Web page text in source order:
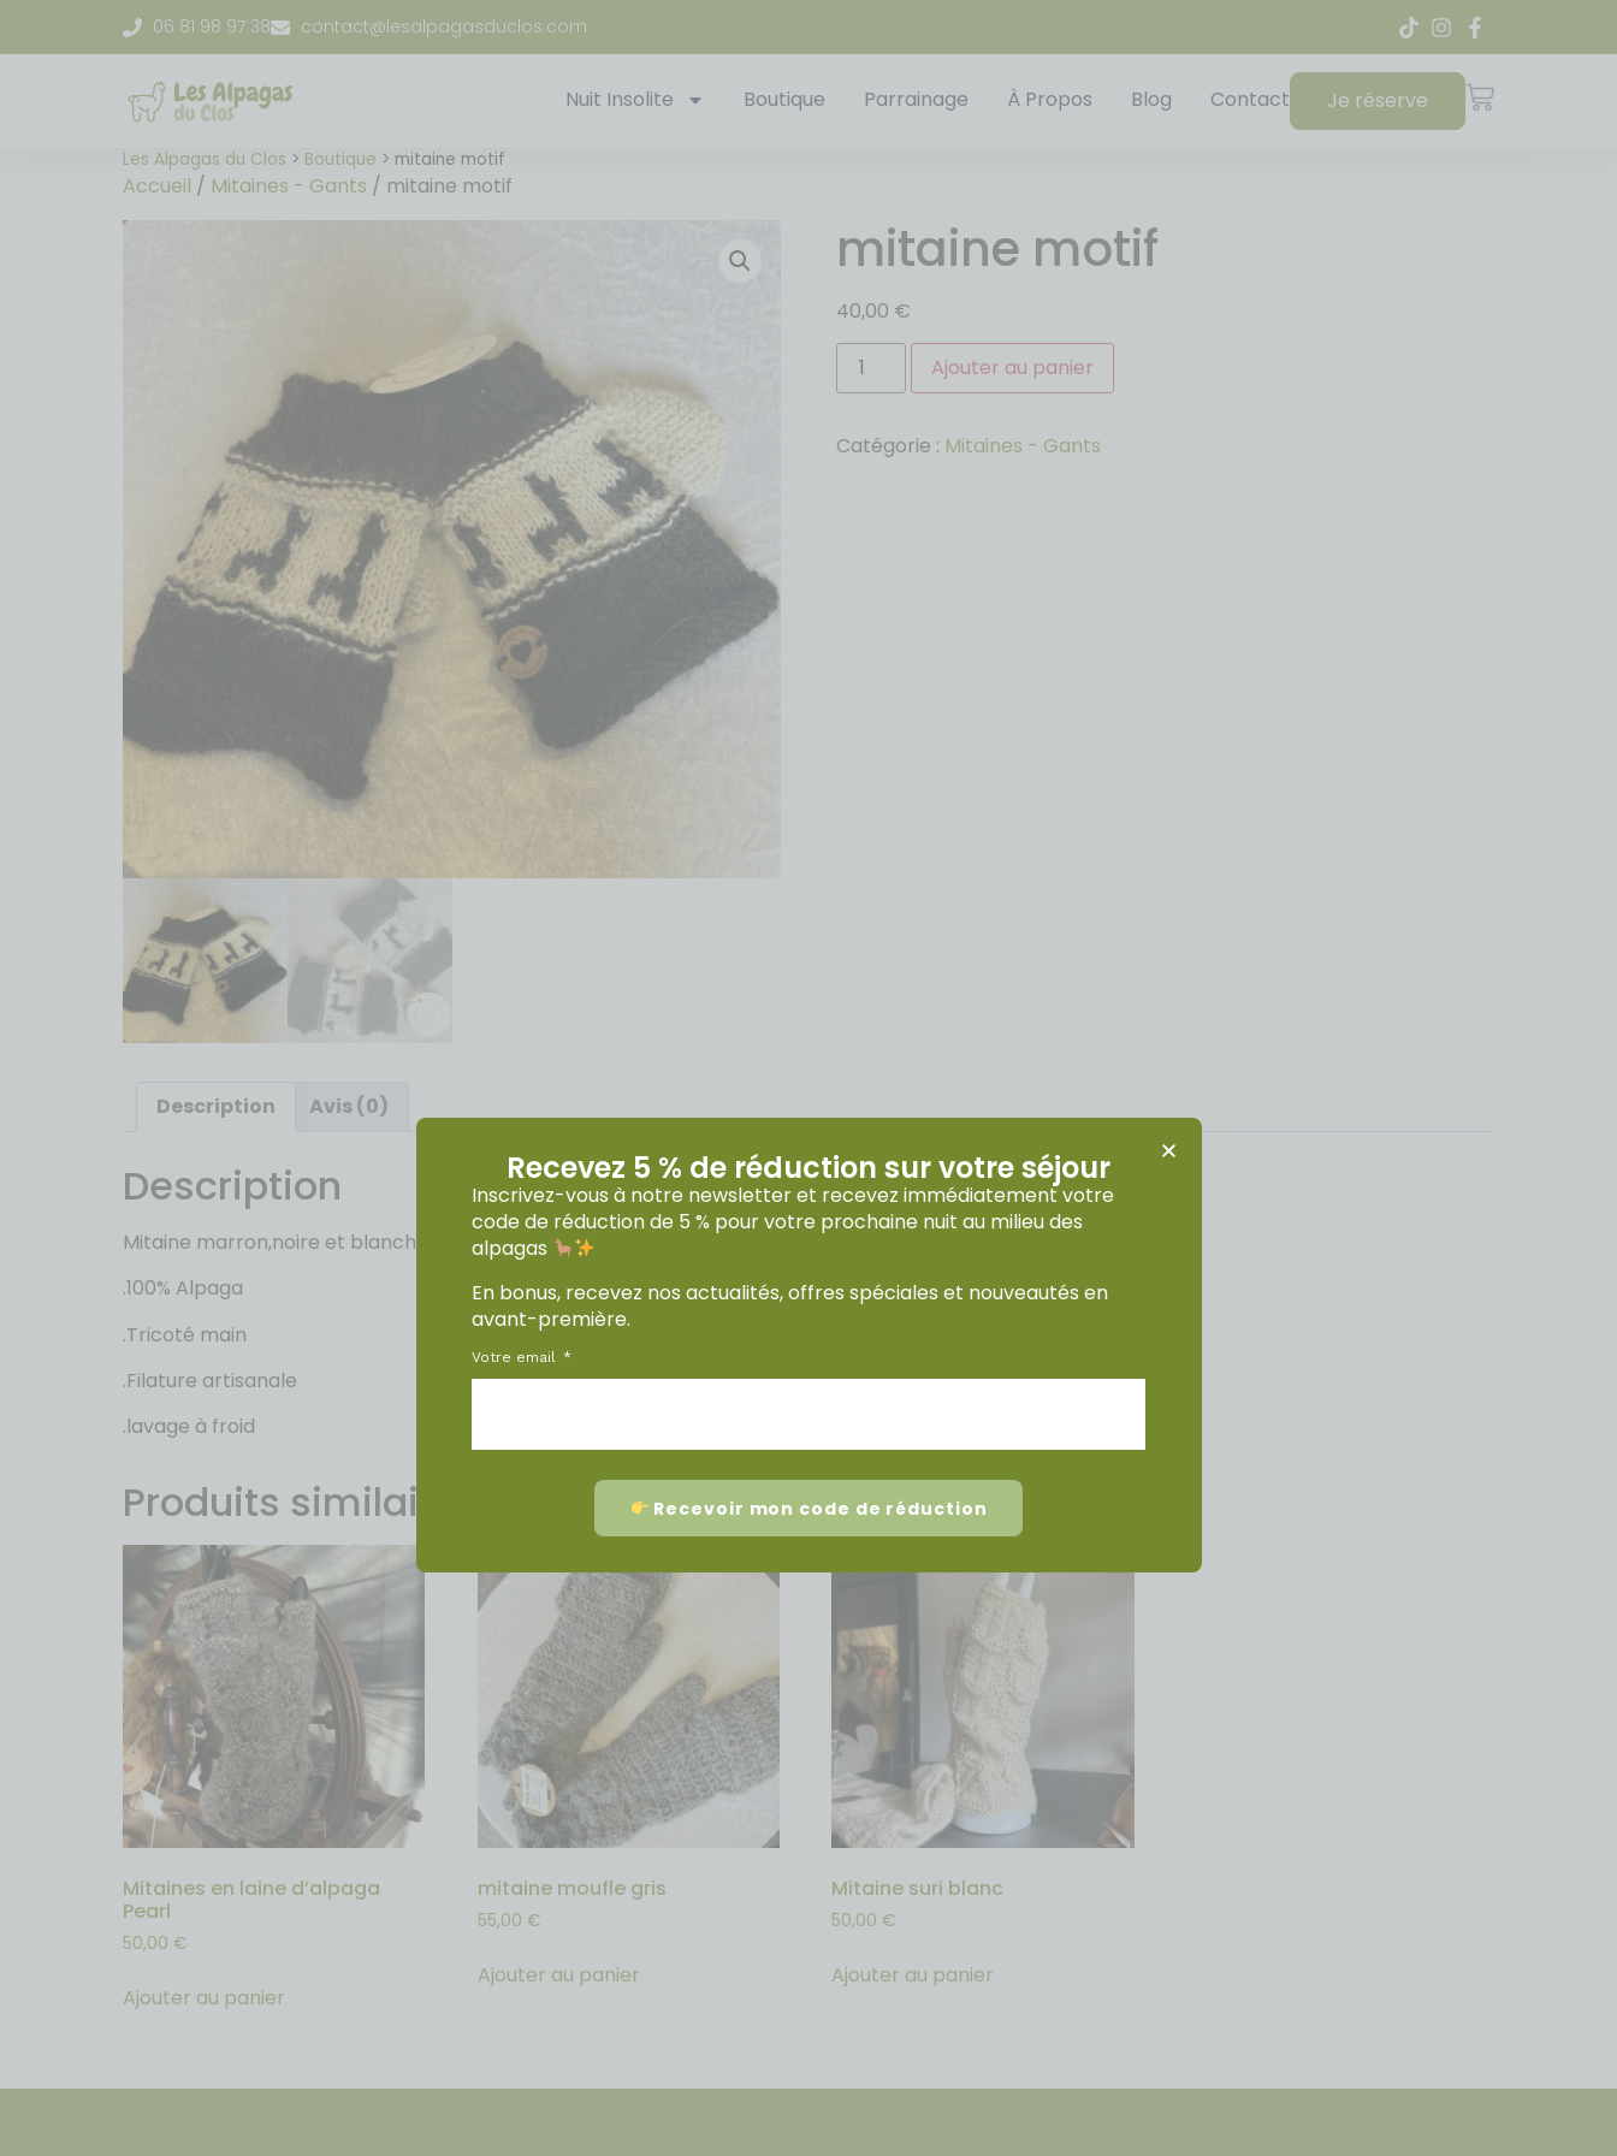
06 81 98 97 38 contact@lesalpagasduclos.com
Nuit Insolite Boutique Parrainage À Propos Blog Contact Je réserve
Les Alpagas du Clos > Boutique > mitaine motif
Accueil / Mitaines - Gants / mitaine motif
mitaine motif
40,00 €
Ajouter au panier
Catégorie : Mitaines - Gants
Description Avis (0)
Description
Mitaine marron,noire et blanche , motif Alpaga
.100% Alpaga
.Tricoté main
.Filature artisanale
.lavage à froid
Produits similaires
Mitaines en laine d’alpaga
Pearl
50,00 €
Ajouter au panier
mitaine moufle gris
55,00 €
Ajouter au panier
Mitaine suri blanc
50,00 €
Ajouter au panier
Recevez 5 % de réduction sur votre séjour
Inscrivez-vous à notre newsletter et recevez immédiatement votre
code de réduction de 5 % pour votre prochaine nuit au milieu des
alpagas
En bonus, recevez nos actualités, offres spéciales et nouveautés en
avant-première.
Votre email
Recevoir mon code de réduction